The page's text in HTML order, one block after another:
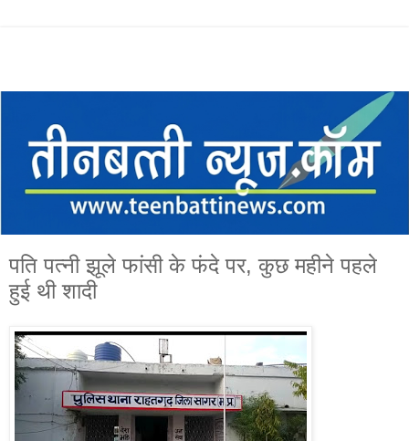
पति पत्नी झूले फांसी के फंदे पर, कुछ महीने पहले
हुई थी शादी